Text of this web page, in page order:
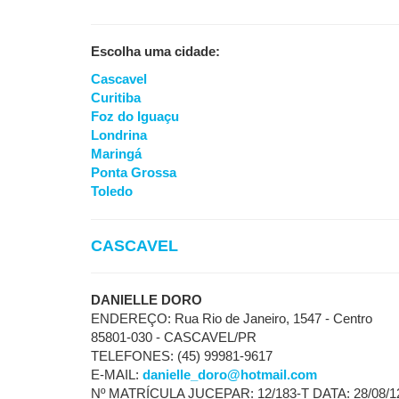
Escolha uma cidade:
Cascavel
Curitiba
Foz do Iguaçu
Londrina
Maringá
Ponta Grossa
Toledo
CASCAVEL
DANIELLE DORO
ENDEREÇO: Rua Rio de Janeiro, 1547 - Centro
85801-030 - CASCAVEL/PR
TELEFONES: (45) 99981-9617
E-MAIL: danielle_doro@hotmail.com
Nº MATRÍCULA JUCEPAR: 12/183-T DATA: 28/08/